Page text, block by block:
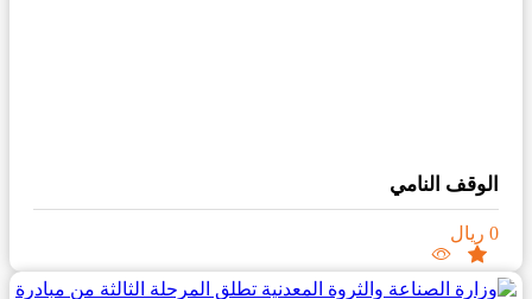
الوقف النامي
0 ريال